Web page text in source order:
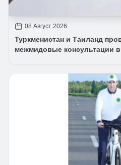
08 Август 2026
Туркменистан и Таиланд
межмидовые консультации в